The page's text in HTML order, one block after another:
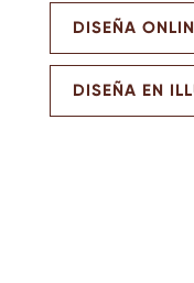
DISEÑA
DISEÑA EN